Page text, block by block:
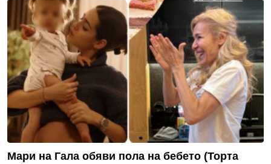
Мари на Гала обяви пола на бебето (Торта